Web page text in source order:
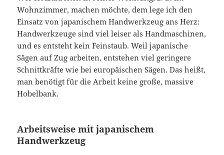
Wohnzimmer, machen möchte, dem lege ich den
Einsatz von japanischem Handwerkzeug ans Herz:
Handwerkzeuge sind viel leiser als Handmaschinen,
und es entsteht kein Feinstaub. Weil japanische
Sägen auf Zug arbeiten, entstehen viel geringere
Schnittkräfte wie bei europäischen Sägen. Das heißt,
man benötigt für die Arbeit keine große, massive
Hobelbank.
Arbeitsweise mit japanischem
Handwerkzeug